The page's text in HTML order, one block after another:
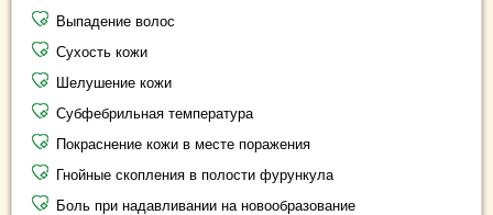
Выпадение волос
Сухость кожи
Шелушение кожи
Субфебрильная температура
Покраснение кожи в месте поражения
Гнойные скопления в полости фурункула
Боль при надавливании на новообразование